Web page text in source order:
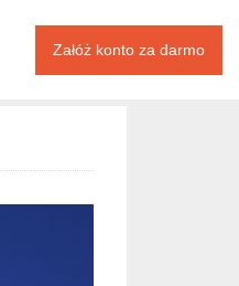
Załóż konto za darmo